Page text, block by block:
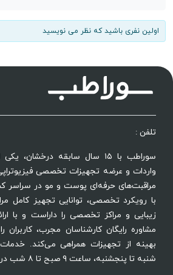
اولین نفری باشید که نظر می نویسید
تلفن :
سوراطب با ۱۵ سال سابقه
واردات و عرضه تجهیزات تخصصی
مراقبت‌های حرفه‌ای پوست و مو در سراسر
با رویکرد تخصصی، توانایی تجهیز کامل
زیبایی و مراکز تخصصی را داراست و با
مشاوره رایگان کارشناسان مجرب، کاربران
بهینه از تجهیزات همراهی می‌کند.
شنبه تا پنجشنبه، ساعت ۹ صبح تا ۸ شب در دسترس است.